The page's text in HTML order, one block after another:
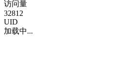
访问量
32812
UID
加载中...